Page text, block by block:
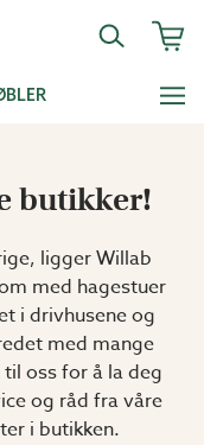
butikker!
ligger Willab
med hagestuer
i drivhusene og
med mange
oss for å la deg
og råd fra våre
i butikken.